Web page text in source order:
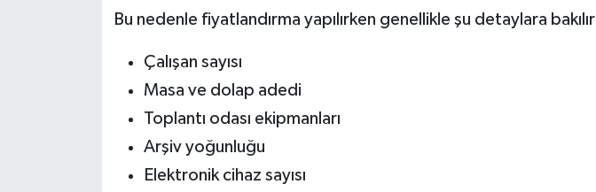
Bu nedenle fiyatlandırma yapılırken genellikle şu detaylara
Çalışan sayısı
Masa ve dolap adedi
Toplantı odası ekipmanları
Arşiv yoğunluğu
Elektronik cihaz sayısı